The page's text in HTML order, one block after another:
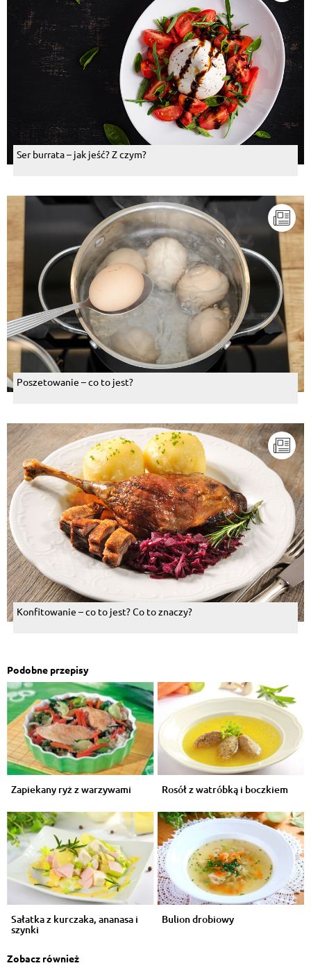
Ser burrata – jak jeść? Z czym?
Poszetowanie – co to jest?
Konfitowanie – co to jest? Co to znaczy?
Podobne przepisy
Zapiekany ryż z warzywami Rosół z watróbką i boczkiem
Sałatka z kurczaka, ananasa i
szynki
Bulion drobiowy
Zobacz również